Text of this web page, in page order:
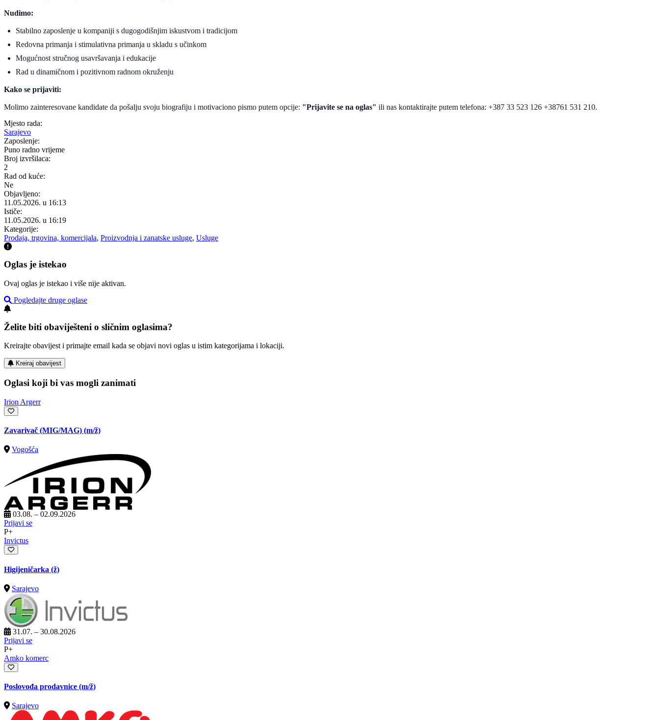
Nudimo:
Stabilno zaposlenje u kompaniji s dugogodišnjim iskustvom i tradicijom
Redovna primanja i stimulativna primanja u skladu s učinkom
Mogućnost stručnog usavršavanja i edukacije
Rad u dinamičnom i pozitivnom radnom okruženju
Kako se prijaviti:
Molimo zainteresovane kandidate da pošalju svoju biografiju i motivaciono pismo putem opcije: "Prijavite se na oglas" ili nas kontaktirajte putem telefona: +387 33 523 126 +38761 531 210.
Mjesto rada:
Sarajevo
Zaposlenje:
Puno radno vrijeme
Broj izvršilaca:
2
Rad od kuće:
Ne
Objavljeno:
11.05.2026. u 16:13
Ističe:
11.05.2026. u 16:19
Kategorije:
Prodaja, trgovina, komercijala, Proizvodnja i zanatske usluge, Usluge
Oglas je istekao
Ovaj oglas je istekao i više nije aktivan.
Pogledajte druge oglase
Želite biti obaviješteni o sličnim oglasima?
Kreirajte obavijest i primajte email kada se objavi novi oglas u istim kategorijama i lokaciji.
Kreiraj obavijest
Oglasi koji bi vas mogli zanimati
Irion Argerr
Zavarivač (MIG/MAG) (m/ž)
Vogošća
03.08. – 02.09.2026
Prijavi se
P+
Invictus
Higijeničarka (ž)
Sarajevo
31.07. – 30.08.2026
Prijavi se
P+
Amko komerc
Poslovođa prodavnice (m/ž)
Sarajevo